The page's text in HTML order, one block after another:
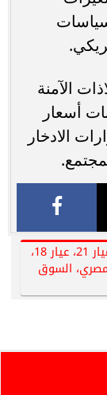
الآمنة
أسعار
الادخار
الذهب، أسعار الذهب، الذهب اليوم، عيار 24، عيار 21، عيار 18،
السوق